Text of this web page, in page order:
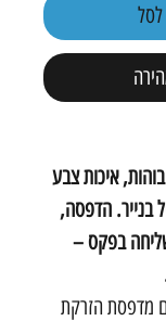
איכות צבע
בנייר. הדפסה,
בפקס –
מדפסת הזרקת